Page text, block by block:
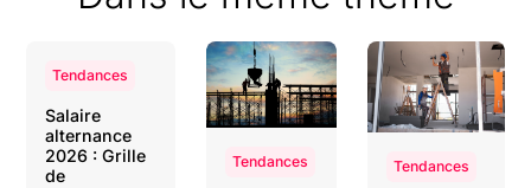
Tendances
Salaire
alternance
2026 : Grille
de
Tendances Tendances